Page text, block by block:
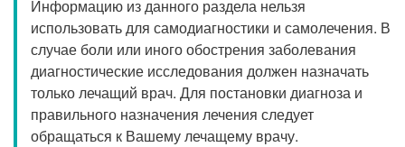
Прием офтальмолога
Прием уролога
Прием хирурга
Прием кардиолога
Информацию из данного раздела нельзя
использовать для самодиагностики и самолечения. В
случае боли или иного обострения заболевания
диагностические исследования должен назначать
только лечащий врач. Для постановки диагноза и
правильного назначения лечения следует
обращаться к Вашему лечащему врачу.